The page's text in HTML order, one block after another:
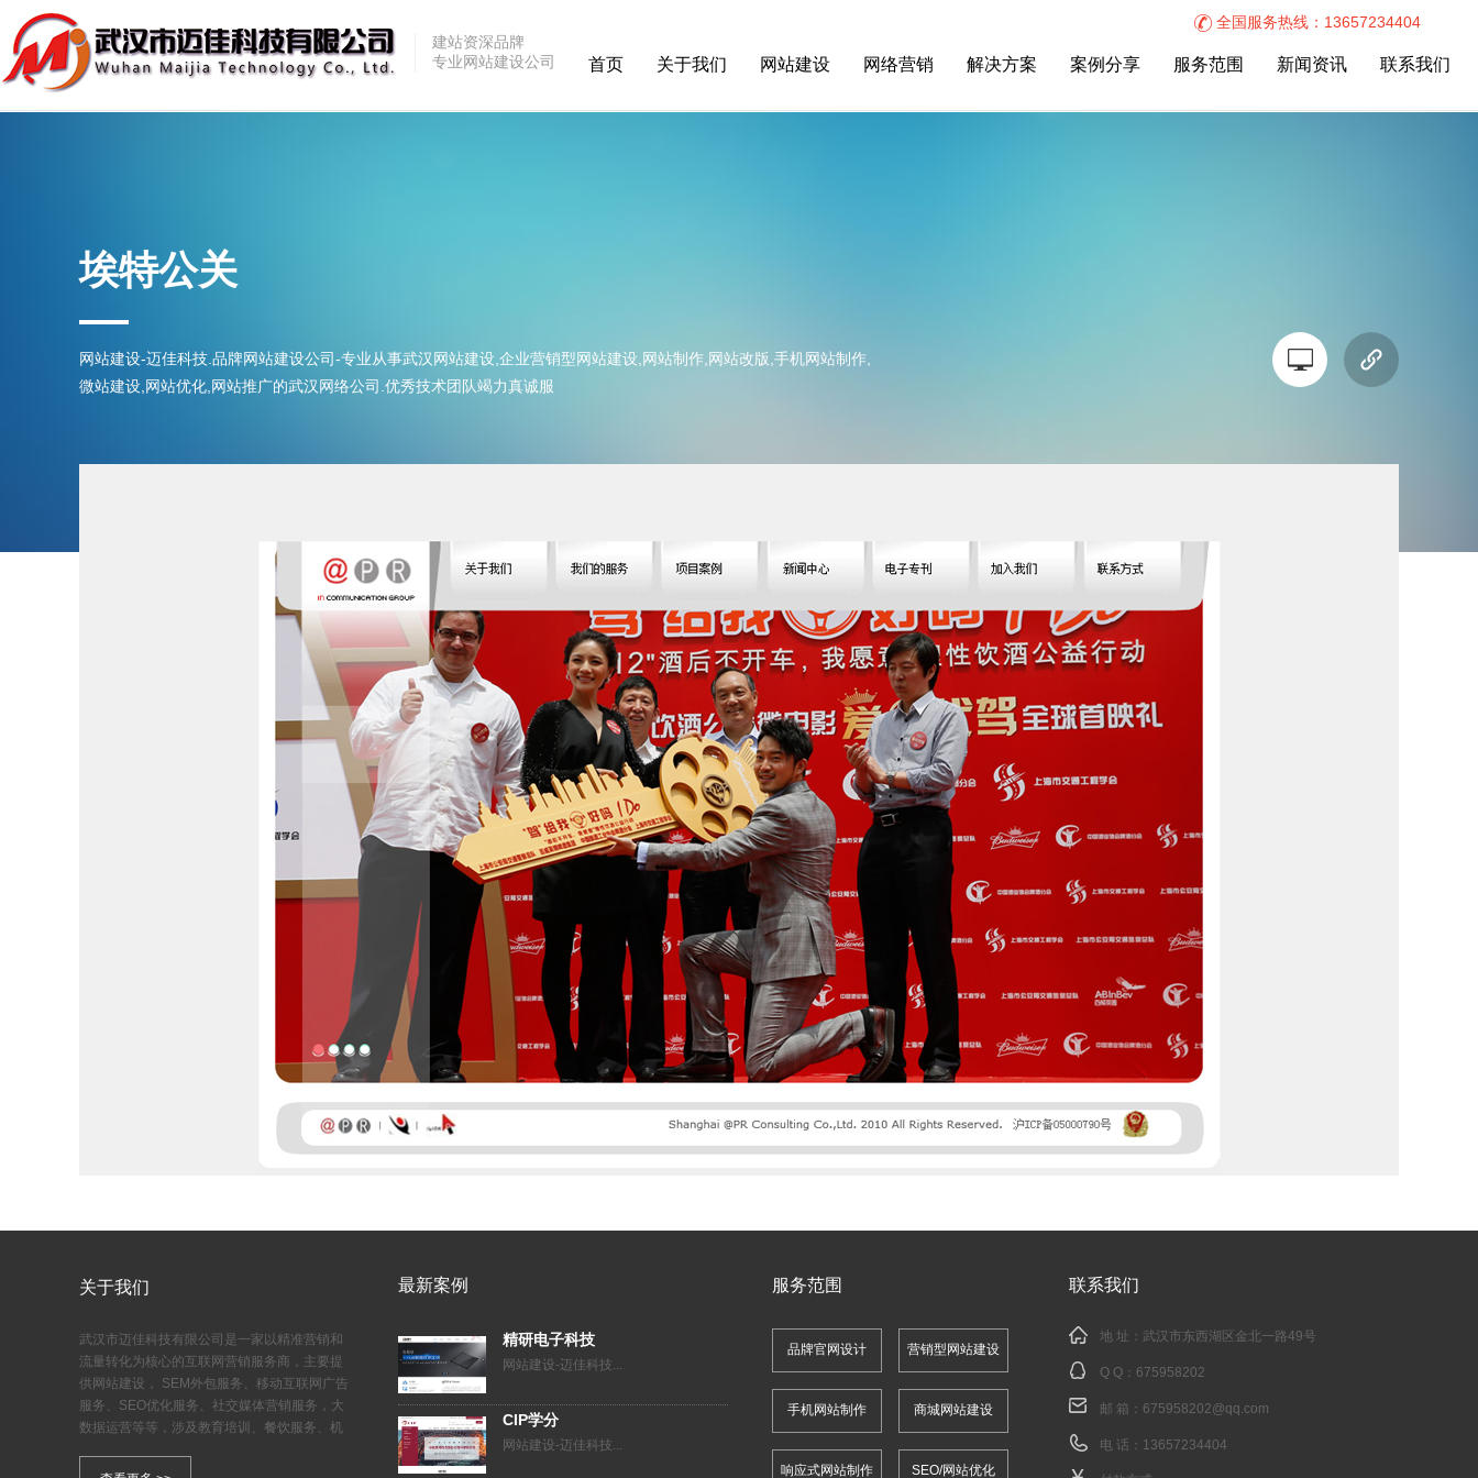
全国服务热线：13657234404
建站资深品牌
专业网站建设公司
首页 关于我们 网站建设 网络营销 解决方案 案例分享 服务范围 新闻资讯 联系我们
埃特公关
网站建设-迈佳科技.品牌网站建设公司-专业从事武汉网站建设,企业营销型网站建设,网站制作,网站改版,手机网站制作,
微站建设,网站优化,网站推广的武汉网络公司.优秀技术团队竭力真诚服
关于我们
武汉市迈佳科技有限公司是一家以精准营销和
流量转化为核心的互联网营销服务商，主要提
供网站建设， SEM外包服务、移动互联网广告
服务、SEO优化服务、社交媒体营销服务，大
数据运营等等，涉及教育培训、餐饮服务、机
小企业网络营销，电子商务有深刻的理解和经
最新案例
精研电子科技
网站建设-迈佳科技...
CIP学分
网站建设-迈佳科技...
服务范围
品牌官网设计 营销型网站建设
手机网站制作 商城网站建设
响应式网站制作 SEO/网站优化
联系我们
地 址：武汉市东西湖区金北一路49号
Q Q： 675958202
邮 箱： 675958202@qq.com
电 话：13657234404